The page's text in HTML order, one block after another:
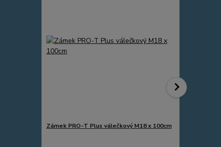
Zámek PRO-T Plus válečkový M18 x 100cm